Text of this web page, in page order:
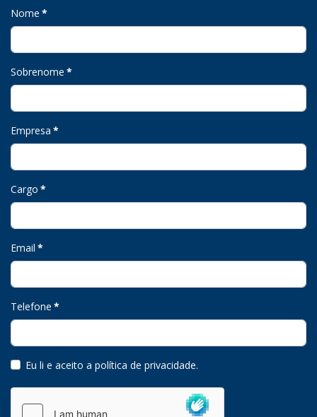
Nome *
Sobrenome *
Empresa *
Cargo *
Email *
Telefone *
Eu li e aceito a política de privacidade.